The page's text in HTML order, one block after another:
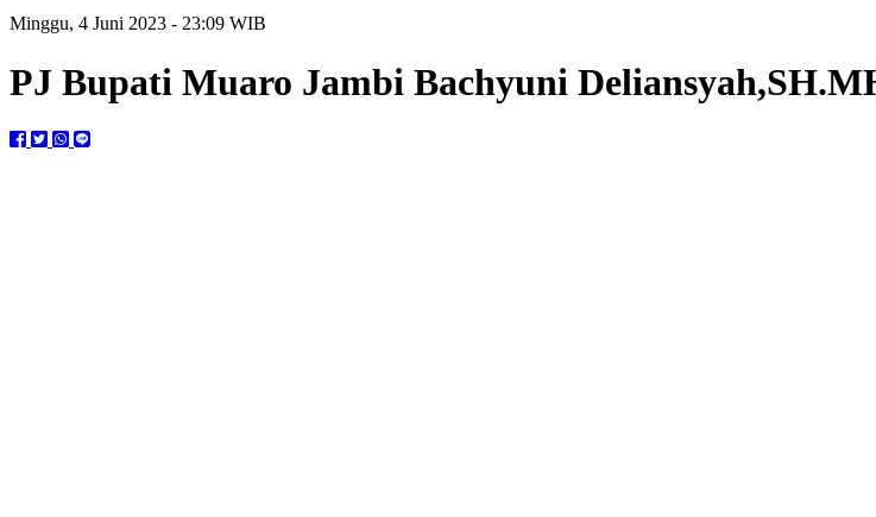
Minggu, 4 Juni 2023 - 23:09 WIB
PJ Bupati Muaro Jambi Bachyuni